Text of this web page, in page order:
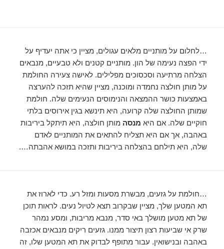
…לחלום על מותניים מלאים עגולים, מציין כי אתה יעדיף על
ידי הפצה נעימה של הון. מותניים קטנים ולא טבעיים, מנבאים
הצלחה מרתיעה וסכסוכים מפלילים. לאישה צעירה החולמת
על מותן חולצה נחמדה ומוכנה, מציין שהיא תזכה להערצה
באמצעות כושר ההמצאה והנימוסים הנעימים שלה. חולמת
שמותן החולצה שלה קרועה, היא תינשא בגין אירוסים בלתי
חוקיים שלה. אם היא מנסה מותן חולצה, היא תיתקל ביריבות
באהבה, אך אם היא תצליח להתאים את המותניים לאדם
שלה, היא תילחם בהצלחה ביריבות ותזכה במושא אהבתה….
…חולמת על גזעים, מבשרת מסעות ומזל רע. כדי לארוז את
תא המטען שלך, מציין שבקרוב תצא לטיול נעים. לראות תוכן
של תא מטען מושלך באי סדר, מנבא מריבות, ומסע נמהר
שרק אי שביעות רצון תיצור ממנו. גזעים ריקים מנבאים אכזבה
באהבה ובנישואין. עבור מתופף לבדוק את תא המטען שלו, זה